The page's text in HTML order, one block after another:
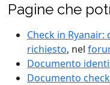
Pagine che
Check in
richiesto, nel
Documento
Documento